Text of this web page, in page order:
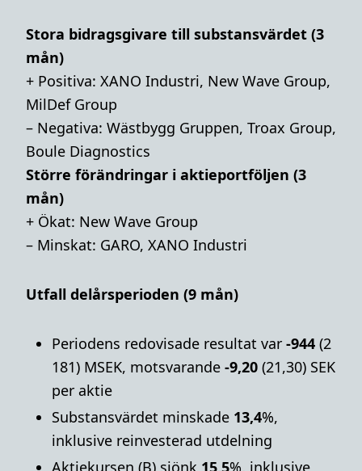
Stora bidragsgivare till substansvärdet (3
mån)
+ Positiva: XANO Industri, New Wave Group,
MilDef Group
– Negativa: Wästbygg Gruppen, Troax Group,
Boule Diagnostics
Större förändringar i aktieportföljen (3
mån)
+ Ökat: New Wave Group
– Minskat: GARO, XANO Industri
Utfall delårsperioden (9 mån)
Periodens redovisade resultat var -944 (2
181) MSEK, motsvarande -9,20 (21,30) SEK
per aktie
Substansvärdet minskade 13,4%,
inklusive reinvesterad utdelning
Aktiekursen (B) sjönk 15,5%, inklusive